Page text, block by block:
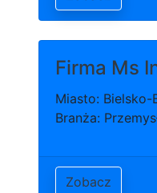
Firma Ms
Miasto: Bielsko-
Branża:
Zobacz